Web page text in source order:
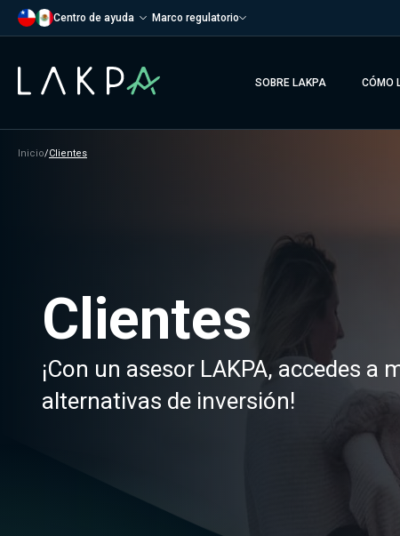
Centro de ayuda Marco regulatorio
SOBRE LAKPA CÓMO
Inicio/Clientes
Clientes
¡Con un asesor LAKPA, accedes a
alternativas de inversión!